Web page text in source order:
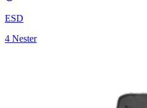
ESD
4 Nester